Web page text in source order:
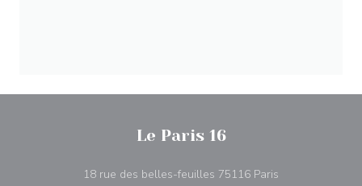
Le Paris 16
18 rue des belles-feuilles 75116 Paris